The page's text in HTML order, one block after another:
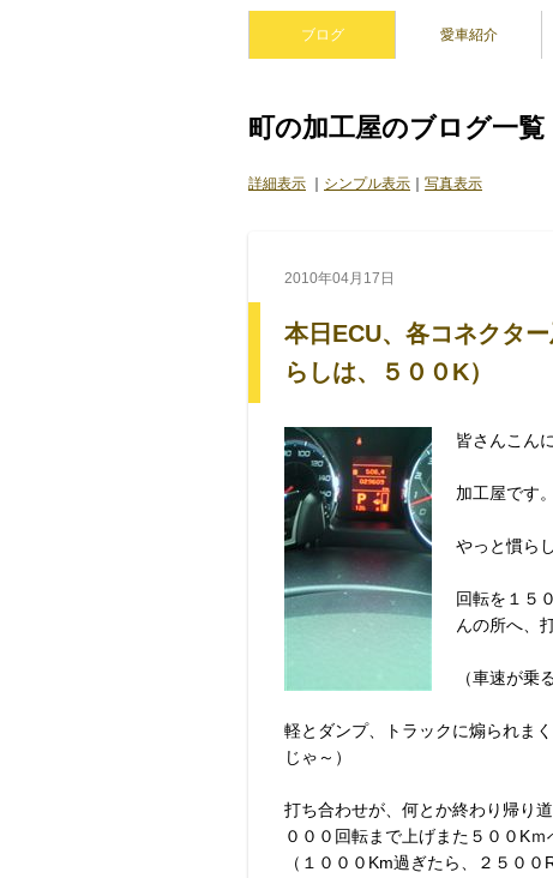
ブログ 愛車紹介
町の加工屋のブログ一覧
詳細表示 シンプル表示 写真表示
2010年04月17日
本日ECU、各コネクタ
らしは、５００K）
皆さんこん
加工屋です。
やっと慣ら
回転を１５
んの所へ、
（車速が乗
軽とダンプ、トラックに煽られま
じゃ～）
打ち合わせが、何とか終わり帰り
０００回転まで上げまた５００Kｍ
（１０００Km過ぎたら、２５０